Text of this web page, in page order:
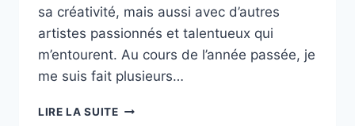
sa créativité, mais aussi avec d’autres
artistes passionnés et talentueux qui
m’entourent. Au cours de l’année passée, je
me suis fait plusieurs…
LIRE LA SUITEROUGE